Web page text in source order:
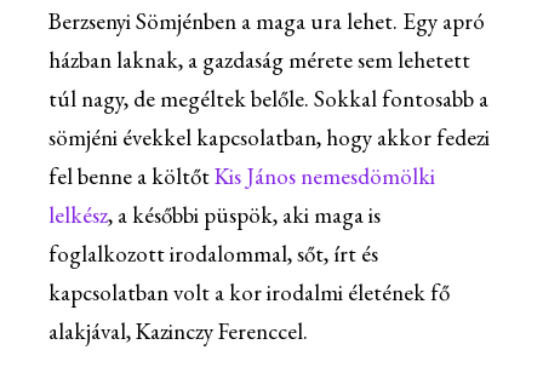
Berzsenyi Sömjénben a maga ura lehet. Egy apró
házban laknak, a gazdaság mérete sem lehetett
túl nagy, de megéltek belőle. Sokkal fontosabb a
sömjéni évekkel kapcsolatban, hogy akkor fedezi
fel benne a költőtKis János nemesdömölki
lelkész, a későbbi püspök, aki maga is
foglalkozott irodalommal, sőt, írt és
kapcsolatban volt a kor irodalmi életének fő
alakjával, Kazinczy Ferenccel.